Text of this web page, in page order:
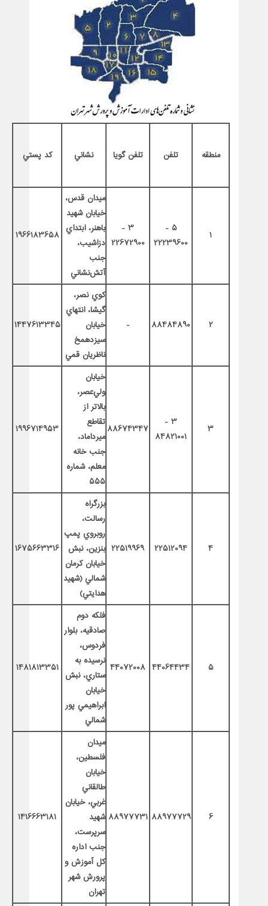
منطقه تلفن تلفن گويا نشاني كد پستي
1
5 -
22239600
3 -
22672900
ميدان قدس،
خيابان شهيد
باهنر، ابتداي
دزاشيب،
جنب
آتش‌نشاني
1966183658
2
88484890
-
كوي نصر،
گيشا، انتهاي
خيابان
سيزدهمخ
ناظريان قمي
1447613345
3
3 -
84821001
88674347
خيابان
ولي‌عصر،
بالاتر از
تقاطع
ميرداماد،
جنب خانه
معلم، شماره
555
1996714953
4
22512094
22519969
بزرگراه
رسالت،
روبروي پمپ‌
بنزين، نبش
خيابان كرمان
شمالي (شهيد
هدايتي)
1675663316
5
44064434
44072008
فلكه دوم
صادقيه، بلوار
فردوس،
نرسيده به
ستاري، نبش
خيابان
ابراهيمي پور
شمالي
1481813351
6
88977729
88977731
ميدان
فلسطين،
خيابان
طالقاني
غربي، خيابان
شهيد
سرپرست،
جنب اداره
كل آموزش و
پرورش شهر
تهران
1416663181